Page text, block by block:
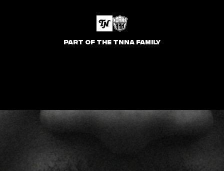
PART OF THE TNNA FAMILY